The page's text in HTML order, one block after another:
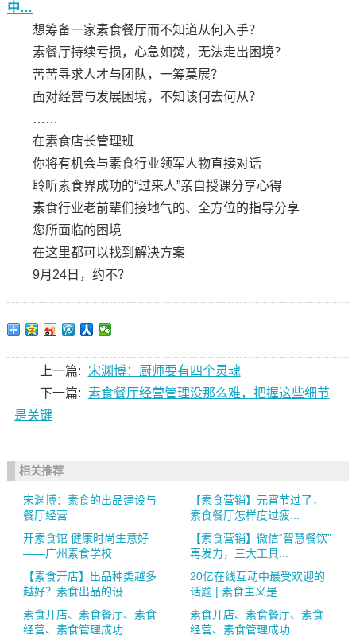
中…
想筹备一家素食餐厅而不知道从何入手？
素餐厅持续亏损，心急如焚，无法走出困境？
苦苦寻求人才与团队，一筹莫展？
面对经营与发展困境，不知该何去何从？
……
在素食店长管理班
你将有机会与素食行业领军人物直接对话
聆听素食界成功的“过来人”亲自授课分享心得
素食行业老前辈们接地气的、全方位的指导分享
您所面临的困境
在这里都可以找到解决方案
9月24日，约不？
上一篇:
宋渊博：厨师要有四个灵魂
下一篇: 素食餐厅经营管理没那么难，把握这些细节
是关键
相关推荐
宋渊博：素食的出品建设与
餐厅经营
【素食营销】元宵节过了，
素食餐厅怎样度过疲...
开素食馆 健康时尚生意好
——广州素食学校
【素食营销】微信“智慧餐饮”
再发力，三大工具...
【素食开店】出品种类越多
越好？素食出品的设...
20亿在线互动中最受欢迎的
话题 | 素食主义是...
素食开店、素食餐厅、素食
经营、素食管理成功...
素食开店、素食餐厅、素食
经营、素食管理成功...